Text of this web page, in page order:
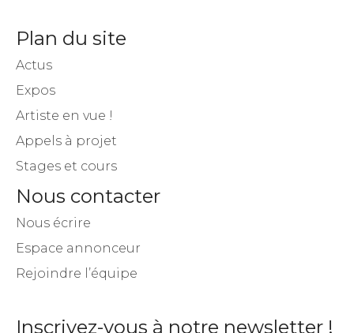
Plan du site
Actus
Expos
Artiste en vue !
Appels à projet
Stages et cours
Nous contacter
Nous écrire
Espace annonceur
Rejoindre l’équipe
Inscrivez-vous à notre newsletter !